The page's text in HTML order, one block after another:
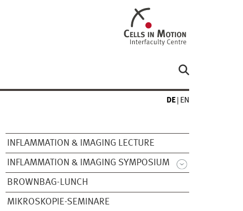
DE EN
INFLAMMATION & IMAGING LECTURE
INFLAMMATION & IMAGING SYMPOSIUM
BROWNBAG-LUNCH
MIKROSKOPIE-SEMINARE